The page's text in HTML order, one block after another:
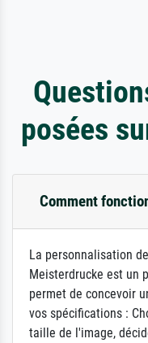
posées
Comment
La personnalisation
Meisterdrucke est un
permet de concevoir
vos spécifications :
taille de l'image,